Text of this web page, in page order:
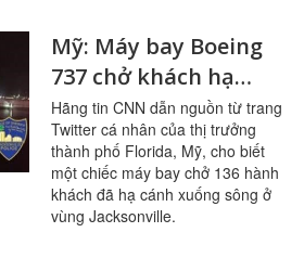
Mỹ: Máy bay Boeing
737 chở khách hạ
cánh xuống sông
Hãng tin CNN dẫn nguồn từ trang
Twitter cá nhân của thị trưởng
thành phố Florida, Mỹ, cho biết
một chiếc máy bay chở 136 hành
khách đã hạ cánh xuống sông ở
vùng Jacksonville.